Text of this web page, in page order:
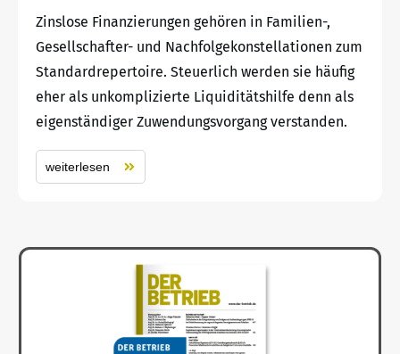
Zinslose Finanzierungen gehören in Familien-,
Gesellschafter- und Nachfolgekonstellationen zum
Standardrepertoire. Steuerlich werden sie häufig
eher als unkomplizierte Liquiditätshilfe denn als
eigenständiger Zuwendungsvorgang verstanden.
weiterlesen